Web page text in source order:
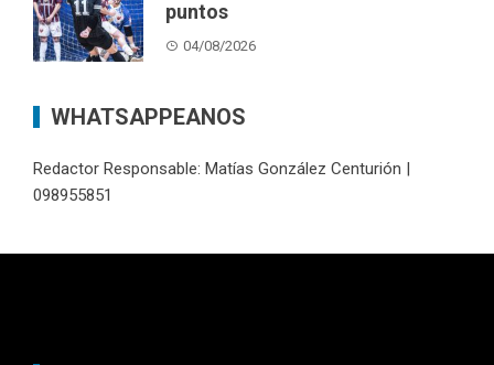
puntos
04/08/2026
WHATSAPPEANOS
Redactor Responsable: Matías González Centurión |
098955851